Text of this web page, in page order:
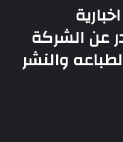
عن الشركة
والنشر